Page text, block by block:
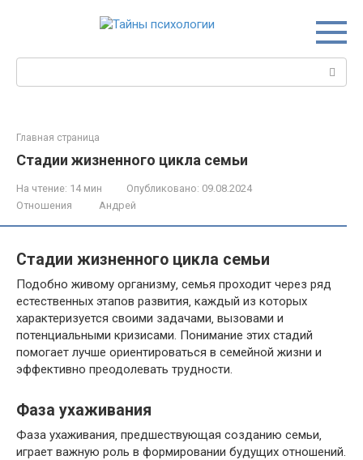
Главная страница
Стадии жизненного цикла семьи
На чтение: 14 мин Опубликовано: 09.08.2024
Отношения
Андрей
Стадии жизненного цикла семьи
Подобно живому организму‚ семья проходит через ряд
естественных этапов развития‚ каждый из которых
характеризуется своими задачами‚ вызовами и
потенциальными кризисами.​ Понимание этих стадий
помогает лучше ориентироваться в семейной жизни и
эффективно преодолевать трудности.​
Фаза ухаживания
Фаза ухаживания‚ предшествующая созданию семьи‚
играет важную роль в формировании будущих отношений.​